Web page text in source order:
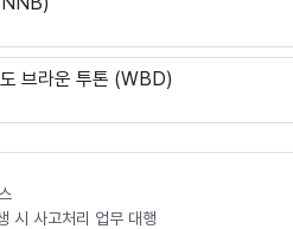
브라운 투톤 (WBD)
시 사고처리 업무 대행